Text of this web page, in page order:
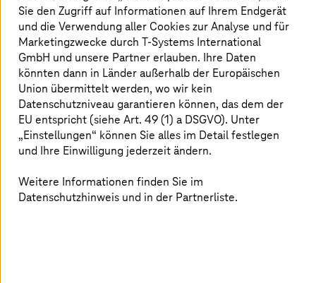
digitale Europa zu schützen.
Suchst du nach einer Karriere, in der du der Antrieb für
Innovation und Digitalisierung sein kannst und so das
Leben aller nachhaltig bereicherst und verbesserst?
Möchtest du mit uns für echte Werte einstehen und in
einer fortschrittlicheren Gesellschaft leben, die alle
einbezieht? Siehst du Veränderung als Chance, um über
dich hinauszuwachsen? Dann stelle mit uns den Status
Quo in Frage und #QuestionTodayCreateTomorrow.
Nachhaltigen Wandel gestalten
Sie den Zugriff auf Informationen auf Ihrem Endgerät
und die Verwendung aller Cookies zur Analyse und für
Marketingzwecke durchT-Systems International
GmbH und unsere Partner erlauben. Ihre Daten
könnten dann in Länder außerhalb der Europäischen
Union übermittelt werden, wo wir kein
Datenschutzniveau garantieren können, das dem der
EU entspricht (siehe Art. 49 (1) a DSGVO). Unter
„Einstellungen“ können Sie alles im Detail festlegen
und Ihre Einwilligung jederzeit ändern.
Weitere Informationen finden Sie im
Datenschutzhinweis und in der Partnerliste.